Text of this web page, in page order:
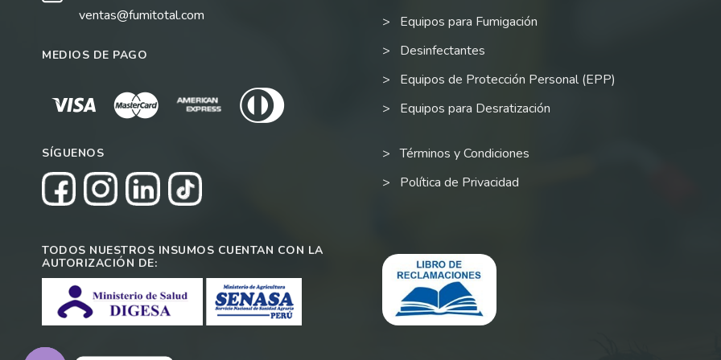
ventas@fumitotal.com
MEDIOS DE PAGO
SÍGUENOS
TODOS NUESTROS INSUMOS CUENTAN CON LA
AUTORIZACIÓN DE:
Equipos para Fumigación
Desinfectantes
Equipos de Protección Personal (EPP)
Equipos para Desratización
Términos y Condiciones
Política de Privacidad